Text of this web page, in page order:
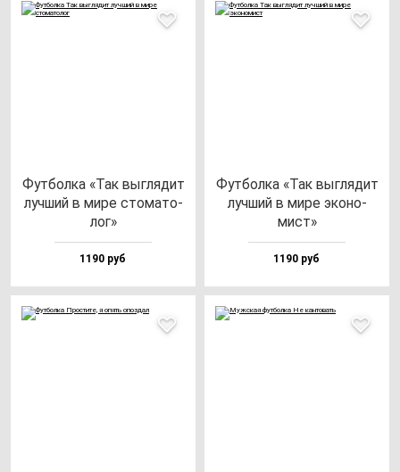
Фут­бол­ка «Так выг­ля­дит
луч­ший в ми­ре сто­ма­то­
лог»
1190 руб
Фут­бол­ка «Так выг­ля­дит
луч­ший в ми­ре эко­но­
мист»
1190 руб